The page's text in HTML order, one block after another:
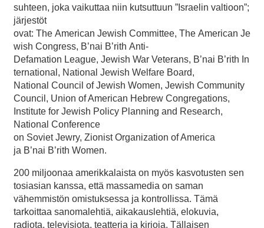
suhteen, joka vaikuttaa niin kutsuttuun ”Israelin valtioon”;
järjestöt
ovat: The American Jewish Committee, The American Je
wish Congress, B’nai B’rith Anti-
Defamation League, Jewish War Veterans, B’nai B’rith In
ternational, National Jewish Welfare Board,
National Council of Jewish Women, Jewish Community
Council, Union of American Hebrew Congregations,
Institute for Jewish Policy Planning and Research,
National Conference
on Soviet Jewry, Zionist Organization of America
ja B’nai B’rith Women.
200 miljoonaa amerikkalaista on myös kasvotusten sen
tosiasian kanssa, että massamedia on saman
vähemmistön omistuksessa ja kontrollissa. Tämä
tarkoittaa sanomalehtiä, aikakauslehtiä, elokuvia,
radiota, televisiota, teatteria ja kirjoja. Tällaisen